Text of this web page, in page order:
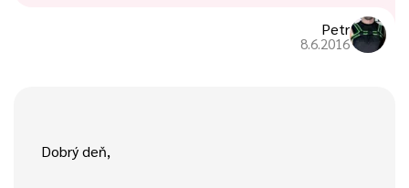
Petr
8.6.2016
Dobrý deň,